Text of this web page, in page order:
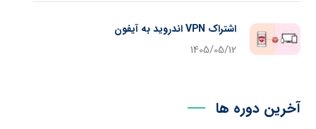
اشتراک VPN اندروید به آیفون
1405/05/12
آخرین دوره ها